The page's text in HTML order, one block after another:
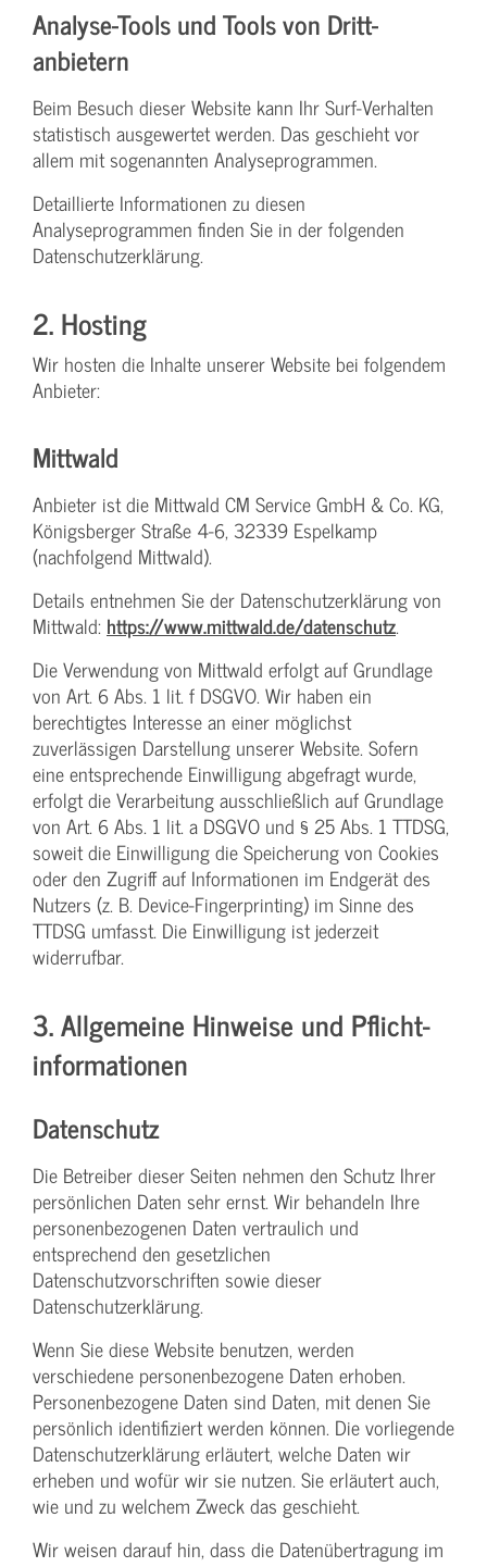
Analyse-Tools und Tools von Dritt­
anbietern
Beim Besuch dieser Website kann Ihr Surf-Verhalten
statistisch ausgewertet werden. Das geschieht vor
allem mit sogenannten Analyseprogrammen.
Detaillierte Informationen zu diesen
Analyseprogrammen finden Sie in der folgenden
Datenschutzerklärung.
2. Hosting
Wir hosten die Inhalte unserer Website bei folgendem
Anbieter:
Mittwald
Anbieter ist die Mittwald CM Service GmbH & Co. KG,
Königsberger Straße 4-6, 32339 Espelkamp
(nachfolgend Mittwald).
Details entnehmen Sie der Datenschutzerklärung von
Mittwald: https://www.mittwald.de/datenschutz.
Die Verwendung von Mittwald erfolgt auf Grundlage
von Art. 6 Abs. 1 lit. f DSGVO. Wir haben ein
berechtigtes Interesse an einer möglichst
zuverlässigen Darstellung unserer Website. Sofern
eine entsprechende Einwilligung abgefragt wurde,
erfolgt die Verarbeitung ausschließlich auf Grundlage
von Art. 6 Abs. 1 lit. a DSGVO und § 25 Abs. 1 TTDSG,
soweit die Einwilligung die Speicherung von Cookies
oder den Zugriff auf Informationen im Endgerät des
Nutzers (z. B. Device-Fingerprinting) im Sinne des
TTDSG umfasst. Die Einwilligung ist jederzeit
widerrufbar.
3. Allgemeine Hinweise und Pflicht­
informationen
Datenschutz
Die Betreiber dieser Seiten nehmen den Schutz Ihrer
persönlichen Daten sehr ernst. Wir behandeln Ihre
personenbezogenen Daten vertraulich und
entsprechend den gesetzlichen
Datenschutzvorschriften sowie dieser
Datenschutzerklärung.
Wenn Sie diese Website benutzen, werden
verschiedene personenbezogene Daten erhoben.
Personenbezogene Daten sind Daten, mit denen Sie
persönlich identifiziert werden können. Die vorliegende
Datenschutzerklärung erläutert, welche Daten wir
erheben und wofür wir sie nutzen. Sie erläutert auch,
wie und zu welchem Zweck das geschieht.
Wir weisen darauf hin, dass die Datenübertragung im